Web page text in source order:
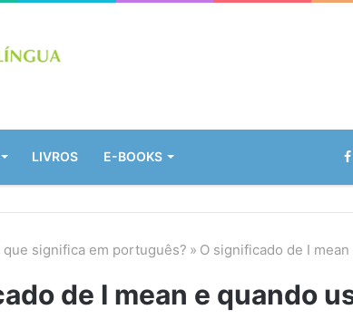
LIVROS E-BOOKS
que significa em português? » O significado de I
de I mean e quando